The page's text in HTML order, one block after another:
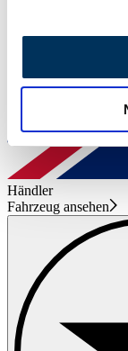
analysieren.
Verwendung
soziale Medien,
Partner führen
weiteren Daten
haben oder die
gesammelt
Händler
Fahrzeug ansehen